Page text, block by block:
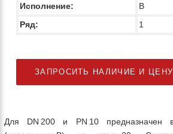
Исполнение:
В
Ряд:
1
ЗАПРОСИТЬ НАЛИЧИЕ И ЦЕНУ
Для DN 200 и PN 10 предназначен